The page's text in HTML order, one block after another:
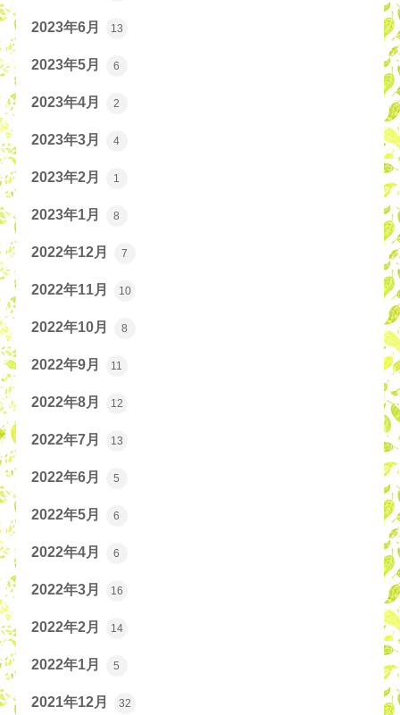
2023年6月 13
2023年5月 6
2023年4月 2
2023年3月 4
2023年2月 1
2023年1月 8
2022年12月 7
2022年11月 10
2022年10月 8
2022年9月 11
2022年8月 12
2022年7月 13
2022年6月 5
2022年5月 6
2022年4月 6
2022年3月 16
2022年2月 14
2022年1月 5
2021年12月 32